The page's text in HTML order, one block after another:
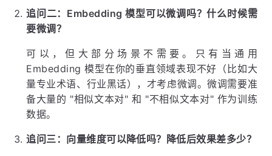
追问二：Embedding 模型可以微调吗？什么时候需
要微调？
可以，但大部分场景不需要。只有当通用
Embedding 模型在你的垂直领域表现不好（比如大
量专业术语、行业黑话），才考虑微调。微调需要准
备大量的 "相似文本对" 和 "不相似文本对" 作为训练
数据。
追问三：向量维度可以降低吗？降低后效果差多少？